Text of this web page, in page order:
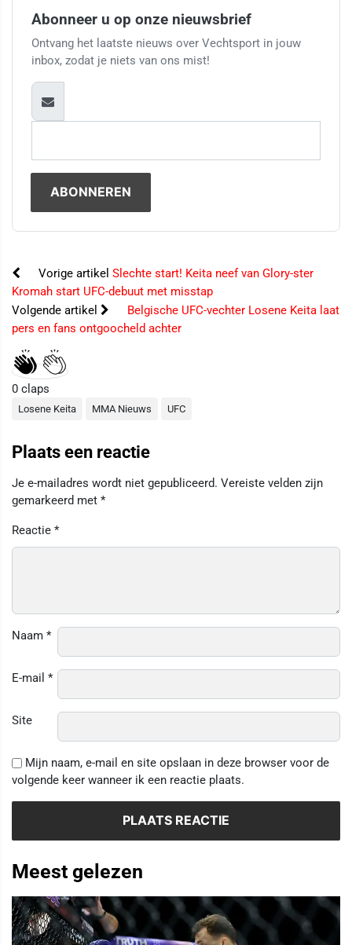
Abonneer u op onze nieuwsbrief
Ontvang het laatste nieuws over Vechtsport in jouw
inbox, zodat je niets van ons mist!
Vorige artikel Slechte start! Keita neef van Glory-ster
Kromah start UFC-debuut met misstap
Volgende artikel
Belgische UFC-vechter Losene Keita laat
pers en fans ontgoocheld achter
0 claps
Losene Keita MMA Nieuws UFC
Plaats een reactie
Je e-mailadres wordt niet gepubliceerd. Vereiste velden zijn
gemarkeerd met *
Reactie *
Naam *
E-mail *
Site
Mijn naam, e-mail en site opslaan in deze browser voor de
volgende keer wanneer ik een reactie plaats.
Meest gelezen